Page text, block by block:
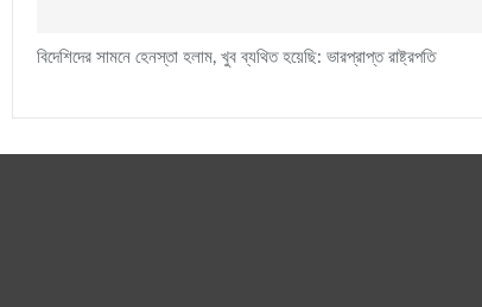
বিদেশিদের সামনে হেনস্তা হলাম, খুব ব্যথিত হয়েছি: ভারপ্রাপ্ত রাষ্ট্রপতি